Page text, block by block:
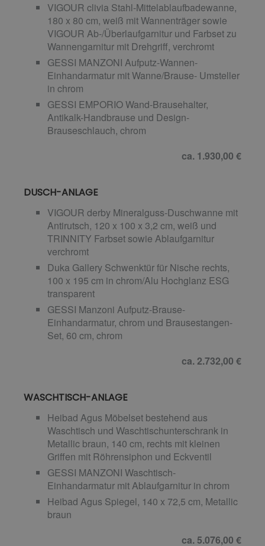
VIGOUR clivia Stahl-Mittelablaufbadewanne,
180 x 80 cm, weiß mit Wannenträger sowie
VIGOUR Ab-/Überlaufgarnitur und Farbset zu
Wannengarnitur mit Drehgriff, verchromt
GESSI MANZONI Aufputz-Wannen-
Einhandarmatur mit Wanne/Brause- Umsteller
in chrom
GESSI EMPORIO Wand-Brausehalter,
Antikalk-Handbrause und Design-
Brauseschlauch, chrom
ca. 1.930,00 €
DUSCH-ANLAGE
VIGOUR derby Mineralguss-Duschwanne mit
Antirutsch, 120 x 100 x 3,2 cm, weiß und
TRINNITY Farbset sowie Ablaufgarnitur
verchromt
Duka Gallery Schwenktür für Nische rechts,
100 x 195 cm in chrom/Alu Hochglanz ESG
transparent
GESSI Manzoni Aufputz-Brause-
Einhandarmatur, chrom und Brausestangen-
Set, 60 cm, chrom
ca. 2.732,00 €
WASCHTISCH-ANLAGE
Heibad Agus Möbelset bestehend aus
Waschtisch und Waschtischunterschrank in
Metallic braun, 140 cm, rechts mit kleinen
Griffen mit Röhrensiphon und Eckventil
GESSI MANZONI Waschtisch-
Einhandarmatur mit Ablaufgarnitur in chrom
Heibad Agus Spiegel, 140 x 72,5 cm, Metallic
braun
ca. 5.076,00 €